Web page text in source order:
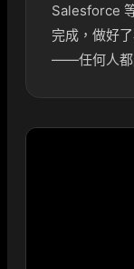
Salesforce
完成，做好
——任何人都